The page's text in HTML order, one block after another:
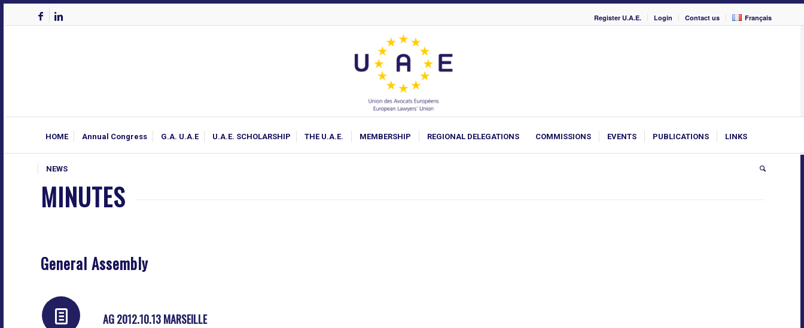
Register U.A.E. Login Contact us Français
HOME Annual Congress G.A. U.A.E U.A.E. SCHOLARSHIP THE U.A.E. MEMBERSHIP REGIONAL DELEGATIONS COMMISSIONS EVENTS PUBLICATIONS LINKS
NEWS
MINUTES
General Assembly
AG 2012.10.13 MARSEILLE